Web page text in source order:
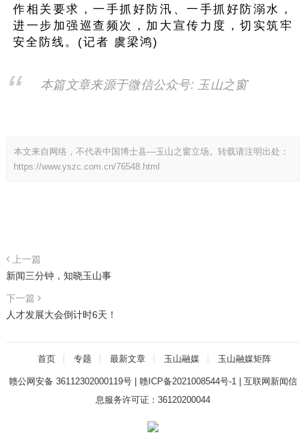
作相关要求，一手抓好防汛、一手抓好防溺水，
进一步加强巡查频次，加大宣传力度，切实筑牢
安全防线。(记者 虞梁鸿)
本篇文章来源于微信公众号: 玉山之窗
本文来自网络，不代表中国博士县—玉山之窗立场。转载请注明出处：
https://www.yszc.com.cn/76548.html
上一篇
新闻三分钟，知晓玉山事
下一篇
人才发展大会倒计时6天！
首页 专题 最新文章 玉山融媒 玉山融媒矩阵
赣公网安备 36112302000119号| 赣ICP备2021008544号-1| 互联网新闻信
息服务许可证：36120200044